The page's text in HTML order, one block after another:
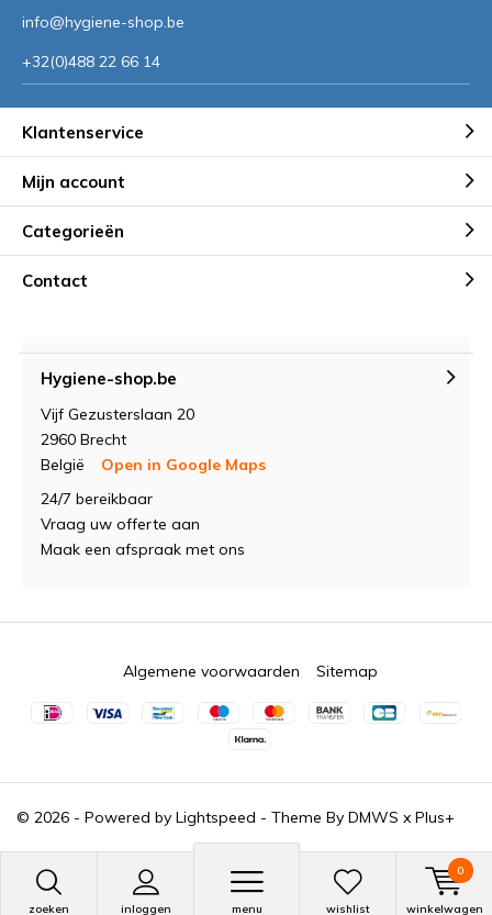
zoeken inloggen menu wishlist winkelwagen
0
info@hygiene-shop.be
+32(0)488 22 66 14
Klantenservice
Mijn account
Categorieën
Contact
Hygiene-shop.be
Vijf Gezusterslaan 20
2960 Brecht
België
Open in Google Maps
24/7 bereikbaar
Vraag uw offerte aan
Maak een afspraak met ons
© 2026 - Powered by Lightspeed - Theme By DMWS x Plus+
Algemene voorwaarden Sitemap